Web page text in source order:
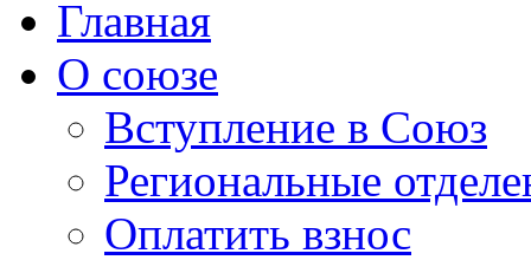
Главная
О союзе
Вступление в Союз
Региональные
Оплатить взнос